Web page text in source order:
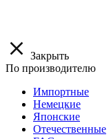
Закрыть
По производителю
Импортные
Немецкие
Японские
Отечественные